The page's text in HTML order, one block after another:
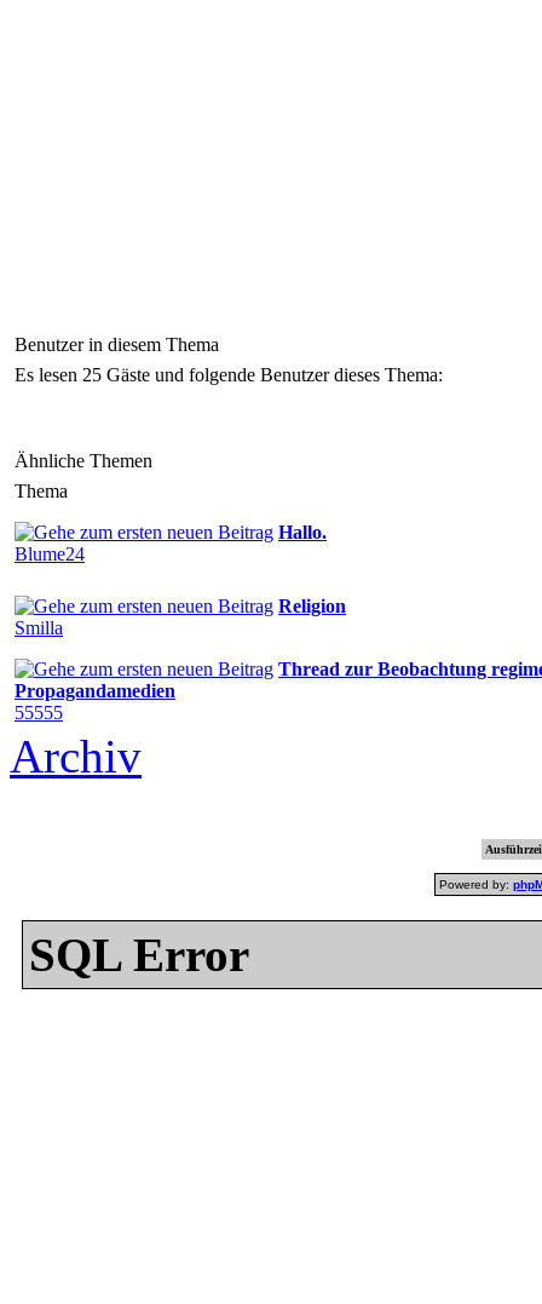
Benutzer in diesem Thema
Es lesen 25 Gäste und folgende Benutzer dieses Thema:
Ähnliche Themen
Thema
Hallo.
Blume24
Religion
Smilla
Thread zur Beobachtung
Propagandamedien
55555
Archiv
Powered by:
SQL Error